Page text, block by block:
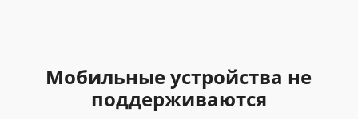
Мобильные устройства не
поддерживаются